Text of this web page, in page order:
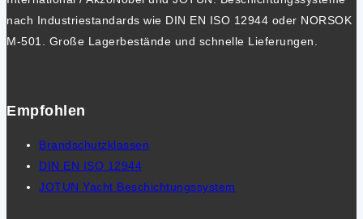
nach Industriestandards wie DIN EN ISO 12944 oder NORSOK
M-501. Große Lagerbestände und schnelle Lieferungen.
Empfohlen
Brandschutzklassen
DIN EN ISO 12944
JOTUN Yacht Beschichtungssystem